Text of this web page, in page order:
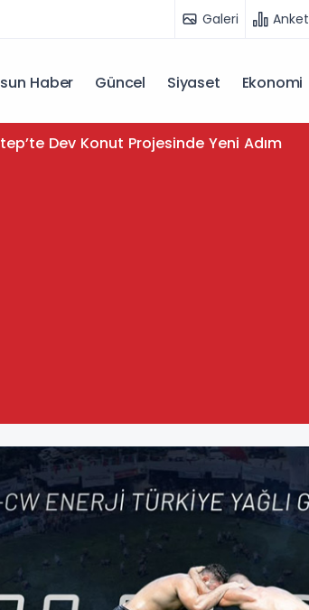
Galeri Anket
Haber Güncel Siyaset Ekonomi
Dev Konut Projesinde Yeni Adım